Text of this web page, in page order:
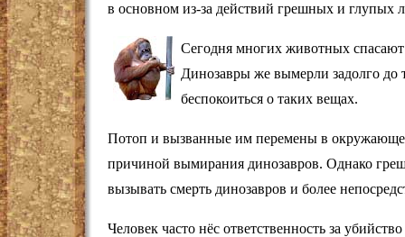
в основном из-за действий грешных и глупых
Сегодня многих животных спасают
Динозавры же вымерли задолго до
беспокоиться о таких вещах.
Потоп и вызванные им перемены в
причиной вымирания динозавров. Однако
вызывать смерть динозавров и более
Человек часто нёс ответственность за убийство